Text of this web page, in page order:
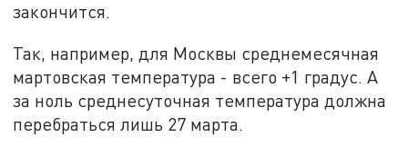
закончится.
Так, например, для Москвы среднемесячная
мартовская температура - всего +1 градус. А
за ноль среднесуточная температура должна
перебраться лишь 27 марта.